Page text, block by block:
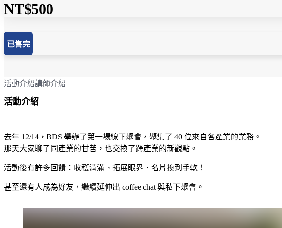
NT$500
已售完
活動介紹講師介紹
活動介紹
去年 12/14，BDS 舉辦了第一場線下聚會，聚集了 40 位來自各產業的業務。
那天大家聊了同產業的甘苦，也交換了跨產業的新觀點。
活動後有許多回饋：收穫滿滿、拓展眼界、名片換到手軟！
甚至還有人成為好友，繼續延伸出 coffee chat 與私下聚會。